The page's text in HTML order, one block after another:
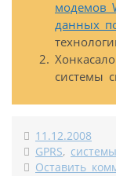
модемов
данных
системы
11.12.2008
GPRS,
Оставить